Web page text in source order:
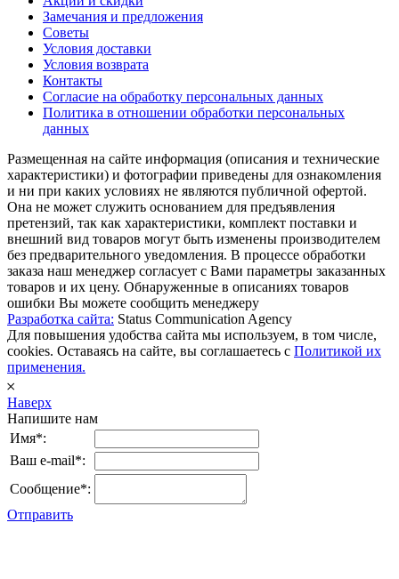
Замечания и предложения
Советы
Условия доставки
Условия возврата
Контакты
Согласие на обработку персональных данных
Политика в отношении обработки персональных
данных
Размещенная на сайте информация (описания и технические
характеристики) и фотографии приведены для ознакомления
и ни при каких условиях не являются публичной офертой.
Она не может служить основанием для предъявления
претензий, так как характеристики, комплект поставки и
внешний вид товаров могут быть изменены производителем
без предварительного уведомления. В процессе обработки
заказа наш менеджер согласует с Вами параметры заказанных
товаров и их цену. Обнаруженные в описаниях товаров
ошибки Вы можете сообщить менеджеру
Разработка сайта: Status Communication Agency
Для повышения удобства сайта мы используем, в том числе,
cookies. Оставаясь на сайте, вы соглашаетесь с Политикой их
применения.
𐄂
Наверх
Напишите нам
Имя*:
Ваш e-mail*:
Сообщение*:
Отправить